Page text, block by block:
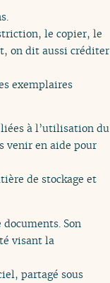
le copier, le
on dit aussi créditer
exemplaires
à l’utilisation du
venir en aide pour
de stockage et
Son
visant la
partagé sous